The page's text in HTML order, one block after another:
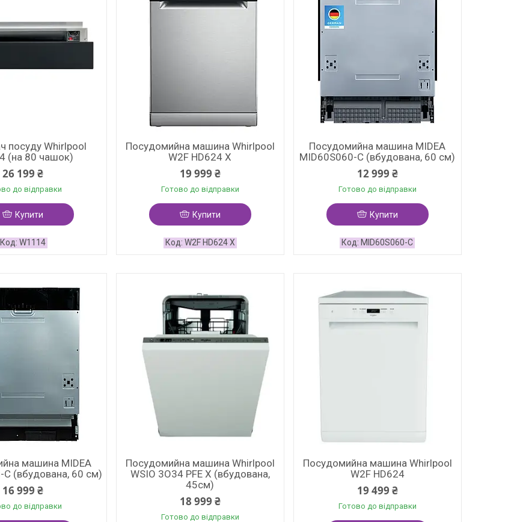
посуду Whirlpool
(на 80 чашок)
26 199 ₴
до відправки
Купити
W1114
Посудомийна машина Whirlpool
W2F HD624 X
19 999 ₴
Готово до відправки
Купити
W2F HD624 X
Посудомийна машина MIDEA
MID60S060-C (вбудована, 60 см)
12 999 ₴
Готово до відправки
Купити
MID60S060-C
машина MIDEA
C (вбудована, 60 см)
16 999 ₴
до відправки
Посудомийна машина Whirlpool
WSIO 3O34 PFE X (вбудована,
45см)
18 999 ₴
Готово до відправки
Посудомийна машина Whirlpool
W2F HD624
19 499 ₴
Готово до відправки